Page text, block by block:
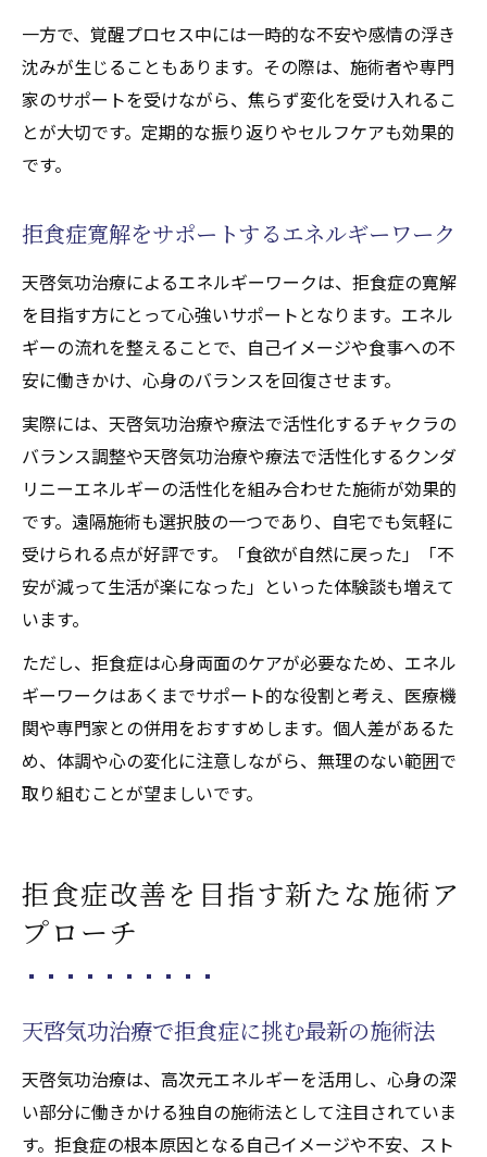
一方で、覚醒プロセス中には一時的な不安や感情の浮き
沈みが生じることもあります。その際は、施術者や専門
家のサポートを受けながら、焦らず変化を受け入れるこ
とが大切です。定期的な振り返りやセルフケアも効果的
です。
拒食症寛解をサポートするエネルギーワーク
天啓気功治療によるエネルギーワークは、拒食症の寛解
を目指す方にとって心強いサポートとなります。エネル
ギーの流れを整えることで、自己イメージや食事への不
安に働きかけ、心身のバランスを回復させます。
実際には、天啓気功治療や療法で活性化するチャクラの
バランス調整や天啓気功治療や療法で活性化するクンダ
リニーエネルギーの活性化を組み合わせた施術が効果的
です。遠隔施術も選択肢の一つであり、自宅でも気軽に
受けられる点が好評です。「食欲が自然に戻った」「不
安が減って生活が楽になった」といった体験談も増えて
います。
ただし、拒食症は心身両面のケアが必要なため、エネル
ギーワークはあくまでサポート的な役割と考え、医療機
関や専門家との併用をおすすめします。個人差があるた
め、体調や心の変化に注意しながら、無理のない範囲で
取り組むことが望ましいです。
拒食症改善を目指す新たな施術ア
プローチ
天啓気功治療で拒食症に挑む最新の施術法
天啓気功治療は、高次元エネルギーを活用し、心身の深
い部分に働きかける独自の施術法として注目されていま
す。拒食症の根本原因となる自己イメージや不安、スト